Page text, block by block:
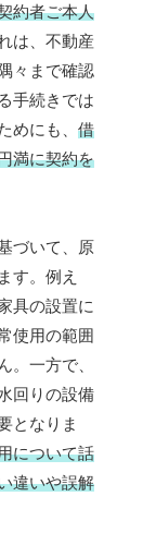
約者ご本人
は、不動産
々まで確認
手続きでは
めにも、 借
満に契約を
づいて、原
す。例え
具の設置に
使用の範囲
。一方で、
回りの設備
となりま
について話
違いや誤解